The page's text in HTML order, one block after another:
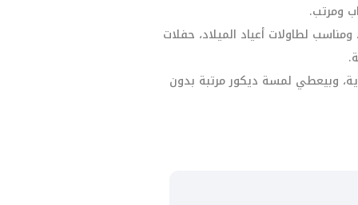
ومرتب.
لطاولات أعياد الميلاد، حفلات
وبيعطي لمسة ديكور مرتبة بدون